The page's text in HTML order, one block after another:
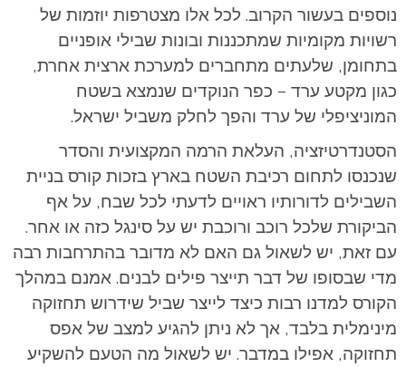
נוספים בעשור הקרוב. לכל אלו מצטרפות יוזמות של
רשויות מקומיות שמתכננות ובונות שבילי אופניים
בתחומן, שלעתים מתחברים למערכת ארצית אחרת,
כגון מקטע ערד – כפר הנוקדים שנמצא בשטח
המוניציפלי של ערד והפך לחלק משביל ישראל.
הסטנדרטיזציה, העלאת הרמה המקצועית והסדר
שנכנסו לתחום רכיבת השטח בארץ בזכות קורס בניית
השבילים לדורותיו ראויים לדעתי לכל שבח, על אף
הביקורת שלכל רוכב ורוכבת יש על סינגל כזה או אחר.
עם זאת, יש לשאול גם האם לא מדובר בהתרחבות רבה
מדי שבסופו של דבר תייצר פילים לבנים. אמנם במהלך
הקורס למדנו רבות כיצד לייצר שביל שידרוש תחזוקה
מינימלית בלבד, אך לא ניתן להגיע למצב של אפס
תחזוקה, אפילו במדבר. יש לשאול מה הטעם להשקיע